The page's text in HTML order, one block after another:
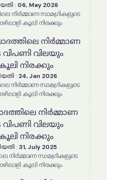
: 06, May 2026
കൂലി നിരക്കും
നിർമ്മാണ
വിപണി വിലയും
നിരക്കും
: 24, Jan 2026
കൂലി നിരക്കും
നിർമ്മാണ
വിപണി വിലയും
നിരക്കും
:31, July 2025
കൂലി നിരക്കും